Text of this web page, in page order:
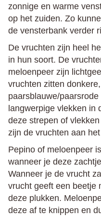
zonnige en warme
op het zuiden. Zo
de vensterbank verder
De vruchten zijn heel
in hun soort. De
meloenpeer zijn
vruchten zitten donkere,
paarsblauwe/
langwerpige vlekken in
deze strepen of
zijn de vruchten aan
Pepino of meloenpeer
wanneer je deze
Wanneer je de vrucht
vrucht geeft een beetje
deze plukken.
deze af te knippen en